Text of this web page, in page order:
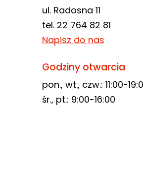
ul. Radosna 11
tel. 22 764 82 81
Napisz do nas
Godziny otwarcia
pon., wt., czw.: 11:00-
śr., pt.: 9:00-16:00